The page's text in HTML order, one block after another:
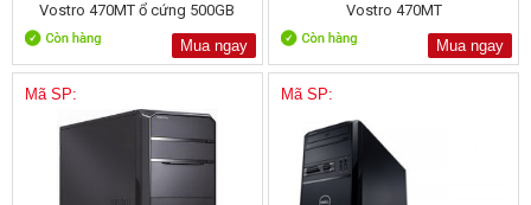
Vostro 470MT ổ cứng 500GB
Mua ngay
Vostro 470MT
Mua ngay
Mã SP: Mã SP: